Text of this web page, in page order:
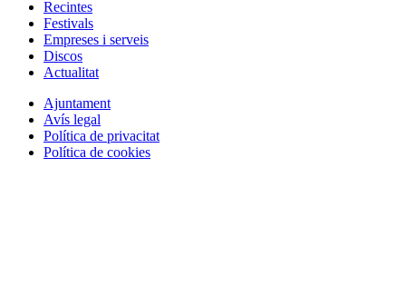
Recintes
Festivals
Empreses i serveis
Discos
Actualitat
Ajuntament
Avís legal
Política de privacitat
Política de cookies